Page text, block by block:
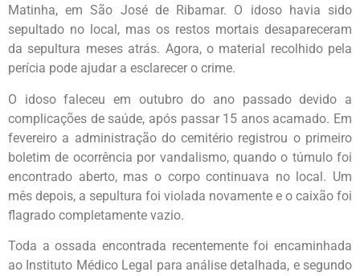
Matinha, em São José de Ribamar. O idoso havia sido
sepultado no local, mas os restos mortais desapareceram
da sepultura meses atrás. Agora, o material recolhido pela
perícia pode ajudar a esclarecer o crime.
O idoso faleceu em outubro do ano passado devido a
complicações de saúde, após passar 15 anos acamado. Em
fevereiro a administração do cemitério registrou o primeiro
boletim de ocorrência por vandalismo, quando o túmulo foi
encontrado aberto, mas o corpo continuava no local. Um
mês depois, a sepultura foi violada novamente e o caixão foi
flagrado completamente vazio.
Toda a ossada encontrada recentemente foi encaminhada
ao Instituto Médico Legal para análise detalhada, e segundo